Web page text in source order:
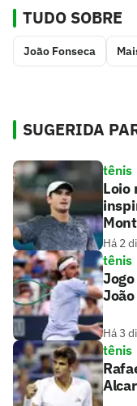
TUDO SOBRE
João Fonseca
SUGERIDA
tênis
Loio
Há 2
tênis
Há 3
tênis